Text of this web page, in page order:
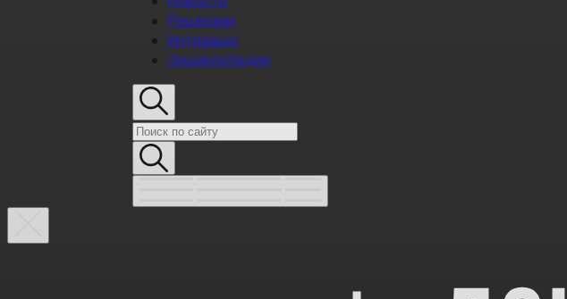
Рецензии
Интервью
Энциклопедия